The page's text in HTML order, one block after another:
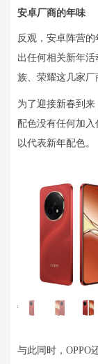
安卓厂商的年味
反观，安卓阵营
出任何相关新年
族、荣耀这几家厂
为了迎接新春到来
配色没有任何加
以代表新年配色。
与此同时，OPPO